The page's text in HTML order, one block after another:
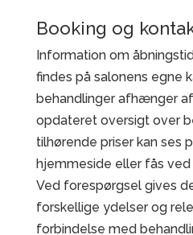
Booking og
Information om
findes på salonens egne
behandlinger afhænger
opdateret oversigt over
tilhørende priser kan ses
hjemmeside eller fås
Ved forespørgsel gives
forskellige ydelser og
forbindelse med